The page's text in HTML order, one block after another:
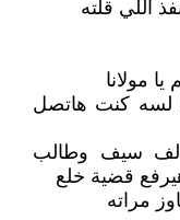
اللي قلته
مولانا
لسه كنت هاتصل
سيف وطالب
قضية خلع
مراته